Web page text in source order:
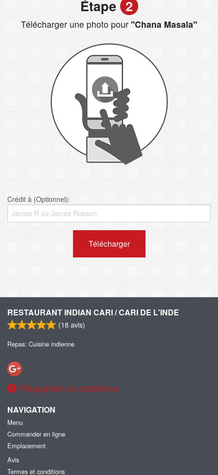
Étape 2
Télécharger une photo pour "Chana Masala"
Crédit à (Optionnel):
Télécharger
RESTAURANT INDIAN CARI / CARI DE L'INDE
(18avis)
Repas: Cuisine indienne
Rapporter un problème
NAVIGATION
Menu
Commander en ligne
Emplacement
Avis
Termes et conditions